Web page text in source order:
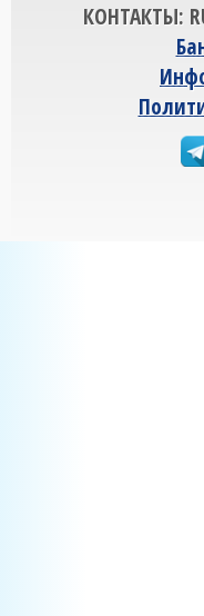
КОНТАКТЫ: